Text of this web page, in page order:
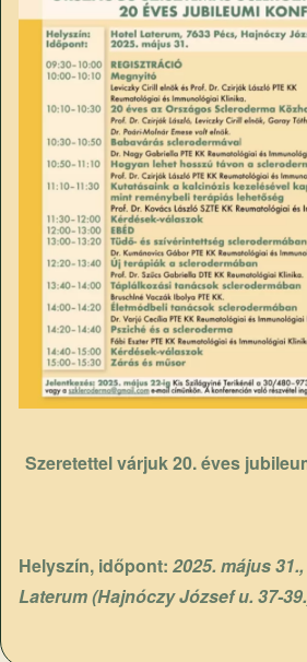
Szeretettel várjuk 20. éves
Helyszín, időpont: 2025. május
Laterum (Hajnóczy József u. 37-